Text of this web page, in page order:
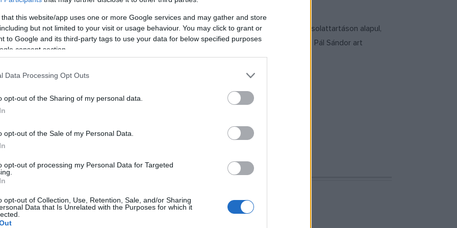
that this website/app uses one or more Google services and may gather and store
but not limited to your visit or usage behaviour. You may click to grant or
to Google and its third-party tags to use your data for below specified purposes
consent section.
Data Processing Opt Outs
opt-out of the Sharing of my personal data.
opt-out of the Sale of my Personal Data.
opt-out of processing my Personal Data for Targeted
opt-out of Collection, Use, Retention, Sale, and/or Sharing
Data that Is Unrelated with the Purposes for which it
mentorprogram, mely a mentoráltak és a mentorok közötti szoros munkán és kapcsolattartáson alapul,
Máté, a KortársPR-os ügyvezetője, Bérczi Linda, a Budapest Art Week igazgatója, Tóth Pál Sándor art
akik szakdiplomával és aktív angol tudással rendelkeznek.